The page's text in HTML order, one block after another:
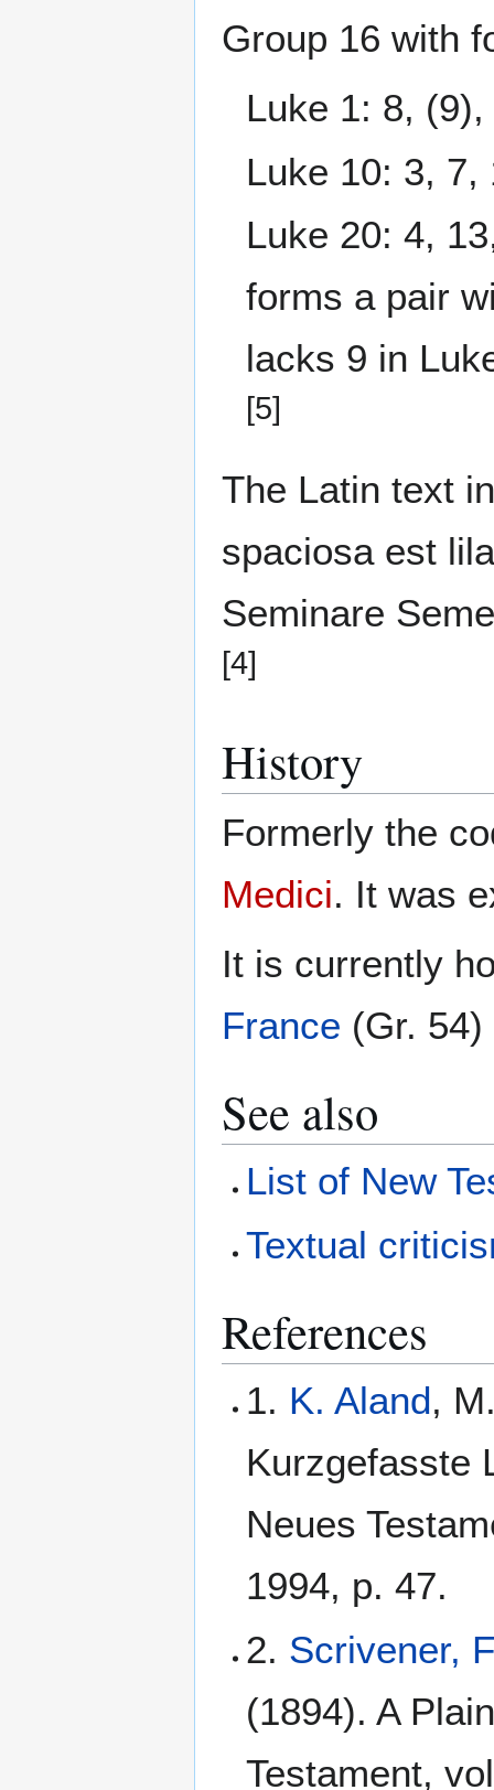
Group 16 with
Luke 1: 8,
Luke 10: 3, 7,
Luke 20: 4,
forms a pair
lacks 9 in
[5]
The Latin text
spaciosa est
Seminare
[4]
History
Formerly the
Medici. It was
It is currently
France (Gr.
See also
List of New
Textual
References
1. K. Aland,
Kurzgefasste
Neues
1994, p. 47.
2. Scrivener,
(1894). A
Testament,